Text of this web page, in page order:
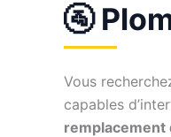
🚰
Vous
capables
remplacement